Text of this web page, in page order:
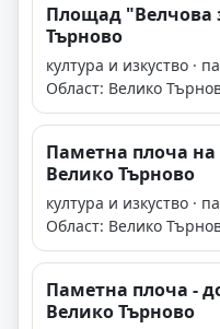
Площад "Велчова
Търново
култура и изкуство ·
Област: Велико
Паметна плоча
Велико Търново
култура и изкуство ·
Област: Велико
Паметна плоча -
Велико Търново